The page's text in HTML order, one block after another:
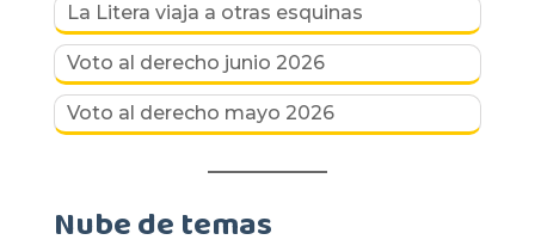
La Litera viaja a otras esquinas
Voto al derecho junio 2026
Voto al derecho mayo 2026
Nube de temas